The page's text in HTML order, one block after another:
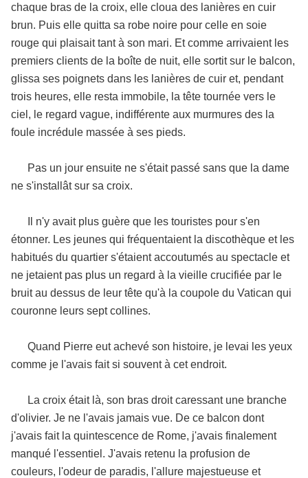
chaque bras de la croix, elle cloua des lanières en cuir
brun. Puis elle quitta sa robe noire pour celle en soie
rouge qui plaisait tant à son mari. Et comme arrivaient les
premiers clients de la boîte de nuit, elle sortit sur le balcon,
glissa ses poignets dans les lanières de cuir et, pendant
trois heures, elle resta immobile, la tête tournée vers le
ciel, le regard vague, indifférente aux murmures des la
foule incrédule massée à ses pieds.
Pas un jour ensuite ne s'était passé sans que la dame
ne s'installât sur sa croix.
Il n'y avait plus guère que les touristes pour s'en
étonner. Les jeunes qui fréquentaient la discothèque et les
habitués du quartier s'étaient accoutumés au spectacle et
ne jetaient pas plus un regard à la vieille crucifiée par le
bruit au dessus de leur tête qu'à la coupole du Vatican qui
couronne leurs sept collines.
Quand Pierre eut achevé son histoire, je levai les yeux
comme je l'avais fait si souvent à cet endroit.
La croix était là, son bras droit caressant une branche
d'olivier. Je ne l'avais jamais vue. De ce balcon dont
j'avais fait la quintescence de Rome, j'avais finalement
manqué l'essentiel. J'avais retenu la profusion de
couleurs, l'odeur de paradis, l'allure majestueuse et